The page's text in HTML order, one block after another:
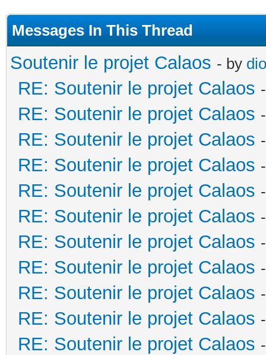
Messages In This Thread
Soutenir le projet Calaos - by
RE: Soutenir le projet Calaos
RE: Soutenir le projet Calaos
RE: Soutenir le projet Calaos
RE: Soutenir le projet Calaos
RE: Soutenir le projet Calaos
RE: Soutenir le projet Calaos
RE: Soutenir le projet Calaos
RE: Soutenir le projet Calaos
RE: Soutenir le projet Calaos
RE: Soutenir le projet Calaos
RE: Soutenir le projet Calaos